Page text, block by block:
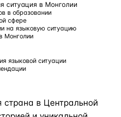
ситуация в Монголии
в образовании
сфере
на языковую ситуацию
Монголии
языковой ситуации
в Центральной